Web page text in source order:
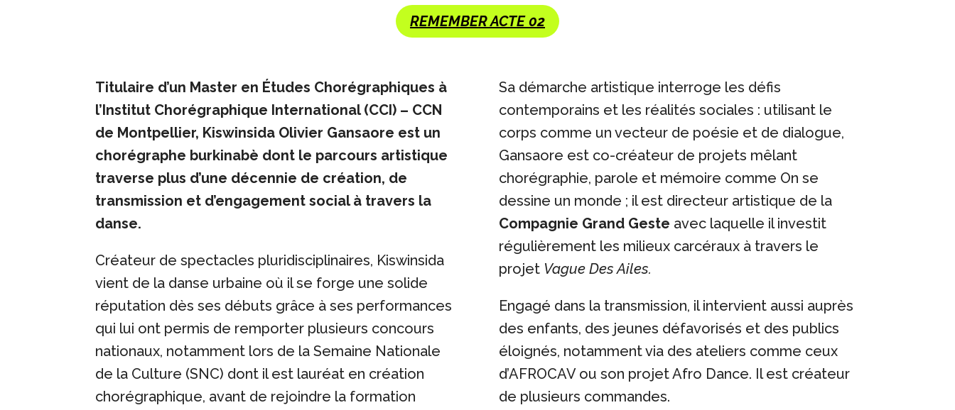
REMEMBER ACTE 02
Titulaire d’un Master en Études Chorégraphiques à
l’Institut Chorégraphique International (CCI) – CCN
de Montpellier, Kiswinsida Olivier Gansaore est un
chorégraphe burkinabè dont le parcours artistique
traverse plus d’une décennie de création, de
transmission et d’engagement social à travers la
danse.
Créateur de spectacles pluridisciplinaires, Kiswinsida
vient de la danse urbaine où il se forge une solide
réputation dès ses débuts grâce à ses performances
qui lui ont permis de remporter plusieurs concours
nationaux, notamment lors de la Semaine Nationale
de la Culture (SNC) dont il est lauréat en création
chorégraphique, avant de rejoindre la formation
Sa démarche artistique interroge les défis
contemporains et les réalités sociales : utilisant le
corps comme un vecteur de poésie et de dialogue,
Gansaore est co-créateur de projets mêlant
chorégraphie, parole et mémoire comme On se
dessine un monde ; il est directeur artistique de la
Compagnie Grand Geste avec laquelle il investit
régulièrement les milieux carcéraux à travers le
projet Vague Des Ailes.
Engagé dans la transmission, il intervient aussi auprès
des enfants, des jeunes défavorisés et des publics
éloignés, notamment via des ateliers comme ceux
d’AFROCAV ou son projet Afro Dance. Il est créateur
de plusieurs commandes.